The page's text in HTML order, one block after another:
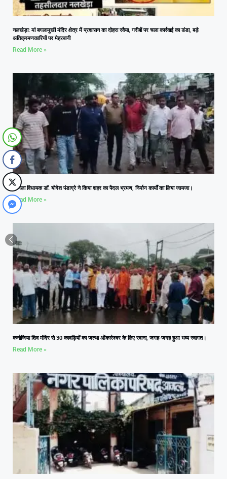
नलखेड़ा: मां बगलामुखी मंदिर क्षेत्र में प्रशासन का दोहरा रवैया, गरीबों पर चला कार्रवाई का डंडा, बड़े
अतिक्रमणकारियों पर मेहरबानी
Read More »
आमला विधायक डॉ. योगेश पंडाग्रे ने किया शहर का पैदल भ्रमण, निर्माण कार्यों का लिया जायजा।
Read More »
कनोजिया शिव मंदिर से 30 कावड़ियों का जत्था ओंकारेश्वर के लिए रवाना, जगह-जगह हुआ भव्य स्वागत।
Read More »